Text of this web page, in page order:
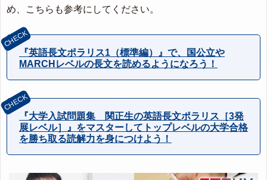
め、こちらも参考にしてください。
『英語長文ポラリス1（標準編）』で、国公立や
MARCHレベルの長文を読めるようになろう！
『大学入試問題集 関正生の英語長文ポラリス［3発
展レベル］』をマスターしてトップレベルの大学合格
を勝ち取る読解力を身につけよう！